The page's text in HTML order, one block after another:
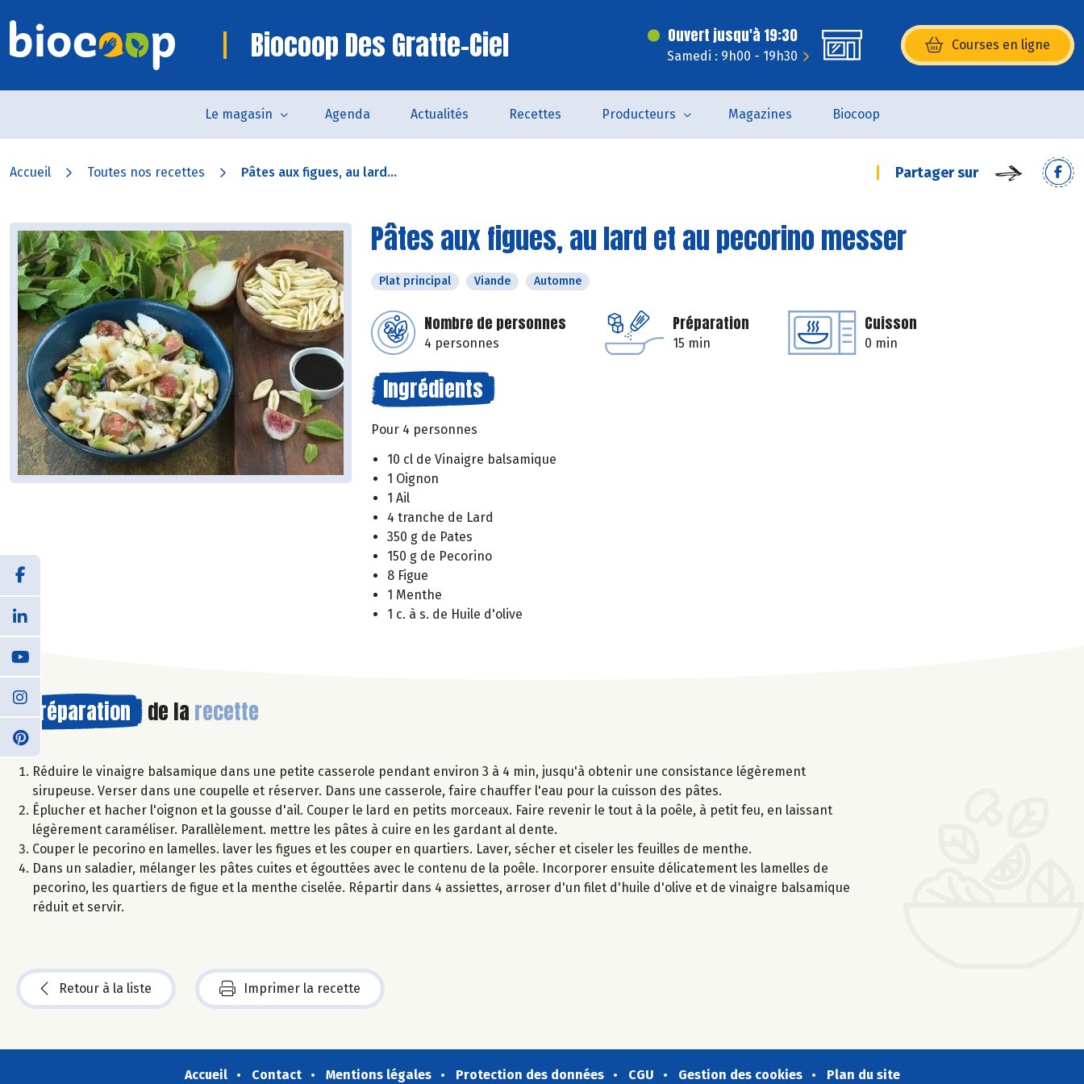
Biocoop Des Gratte-Ciel Ouvert jusqu'à 19:30
Samedi : 9h00 - 19h30
Courses en ligne
(s’ouvre dans une nouvelle
Le magasin Agenda Actualités Recettes Producteurs Magazines Biocoop
Accueil Toutes nos recettes Pâtes aux figues, au lard... Partager sur
Pâtes aux figues, au lard et au pecorino messer
Plat principal Viande Automne
Nombre de personnes
4 personnes
Préparation
15 min
Cuisson
0 min
Ingrédients
Pour 4 personnes
10 cl de Vinaigre balsamique
1 Oignon
1 Ail
4 tranche de Lard
350 g de Pates
150 g de Pecorino
8 Figue
1 Menthe
1 c. à s. de Huile d'olive
Préparation de la recette
Réduire le vinaigre balsamique dans une petite casserole pendant environ 3 à 4 min, jusqu'à obtenir une consistance légèrement
sirupeuse. Verser dans une coupelle et réserver. Dans une casserole, faire chauffer l'eau pour la cuisson des pâtes.
Éplucher et hacher l'oignon et la gousse d'ail. Couper le lard en petits morceaux. Faire revenir le tout à la poêle, à petit feu, en laissant
légèrement caraméliser. Parallèlement. mettre les pâtes à cuire en les gardant al dente.
Couper le pecorino en lamelles. laver les figues et les couper en quartiers. Laver, sécher et ciseler les feuilles de menthe.
Dans un saladier, mélanger les pâtes cuites et égouttées avec le contenu de la poêle. Incorporer ensuite délicatement les lamelles de
pecorino, les quartiers de figue et la menthe ciselée. Répartir dans 4 assiettes, arroser d'un filet d'huile d'olive et de vinaigre balsamique
réduit et servir.
Retour à la liste Imprimer la recette
Accueil Contact Mentions légales Protection des données CGU Gestion des cookies Plan du site